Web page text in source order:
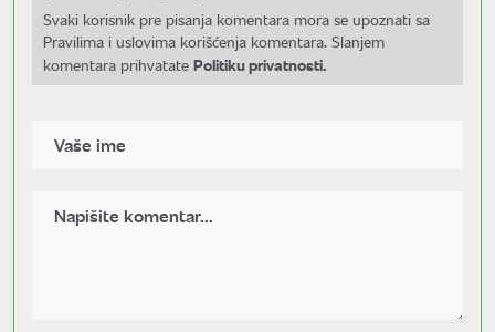
Svaki korisnik pre pisanja komentara mora se upoznati sa
Pravilima i uslovima korišćenja komentara. Slanjem
komentara prihvatate Politiku privatnosti.